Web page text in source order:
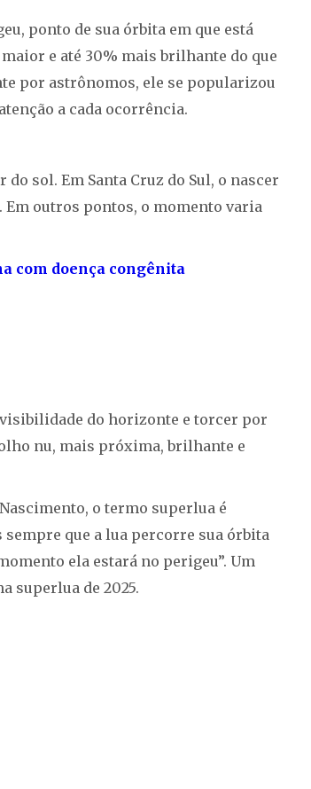
ponto de sua órbita em que está
e até 30% mais brilhante do que
por astrônomos, ele se popularizou
a cada ocorrência.
sol. Em Santa Cruz do Sul, o nascer
outros pontos, o momento varia
com doença congênita
do horizonte e torcer por
nu, mais próxima, brilhante e
o termo superlua é
que a lua percorre sua órbita
ela estará no perigeu”. Um
superlua de 2025.